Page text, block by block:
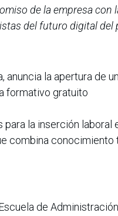
de la empresa con
del futuro digital del
anuncia la apertura de
formativo gratuito
la inserción laboral
combina conocimiento
de